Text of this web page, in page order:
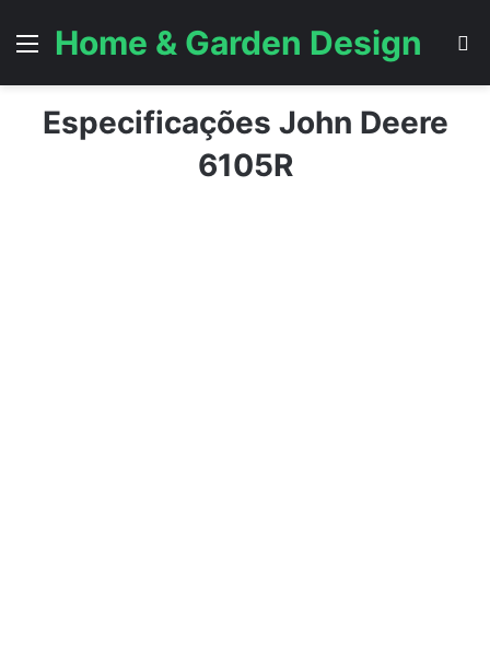
Menu
Home & Garden Design
Especificações John Deere
6105R